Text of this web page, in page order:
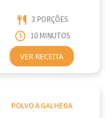
3 PORÇÕES
10 MINUTOS
VER RECEITA
POLVO À GALHEGA